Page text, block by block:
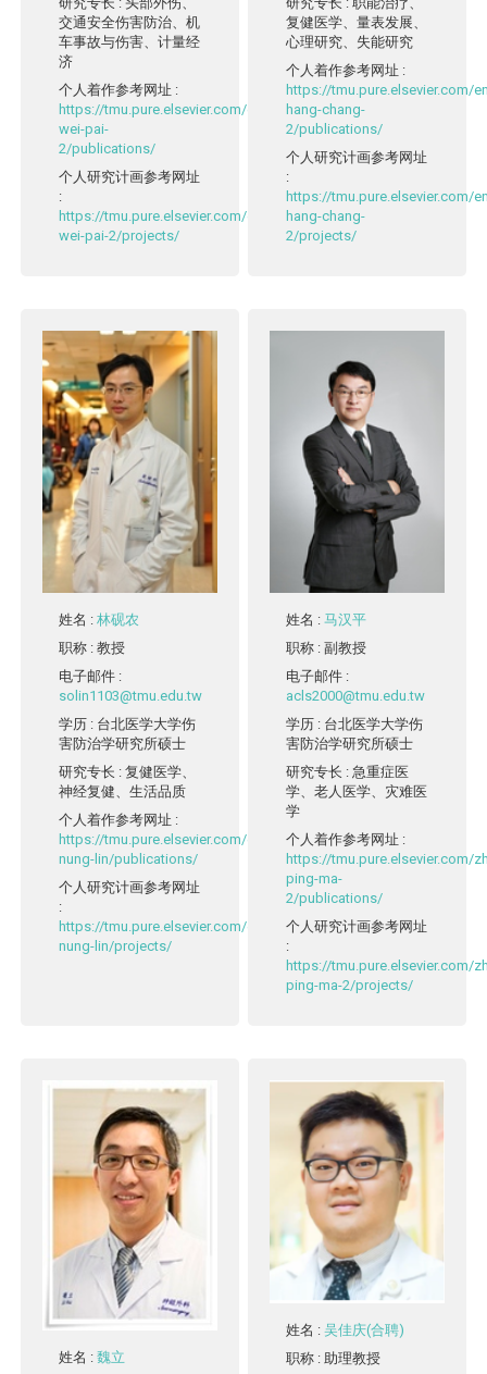
交通安全伤害防治、机
车事故与伤害、计量经
济
个人着作参考网址 :
https://tmu.pure.elsevier.com/en/persons/chih-
wei-pai-
2/publications/
个人研究计画参考网址
:
https://tmu.pure.elsevier.com/en/persons/chih-
wei-pai-2/projects/
复健医学、量表发展、
心理研究、失能研究
个人着作参考网址 :
https://tmu.pure.elsevier.com/
hang-chang-
2/publications/
个人研究计画参考网址
:
https://tmu.pure.elsevier.com/
hang-chang-
2/projects/
姓名 :林砚农
职称 : 教授
电子邮件 :
solin1103@tmu.edu.tw
学历 : 台北医学大学伤
害防治学研究所硕士
研究专长 : 复健医学、
神经复健、生活品质
个人着作参考网址 :
https://tmu.pure.elsevier.com/en/persons/yen-
nung-lin/publications/
个人研究计画参考网址
:
https://tmu.pure.elsevier.com/en/persons/yen-
nung-lin/projects/
姓名 :马汉平
职称 : 副教授
电子邮件 :
acls2000@tmu.edu.tw
学历 : 台北医学大学伤
害防治学研究所硕士
研究专长 : 急重症医
学、老人医学、灾难医
学
个人着作参考网址 :
https://tmu.pure.elsevier.com/
ping-ma-
2/publications/
个人研究计画参考网址
:
https://tmu.pure.elsevier.com/
ping-ma-2/projects/
姓名 :魏立
姓名 :吴佳庆(合聘)
职称 : 助理教授